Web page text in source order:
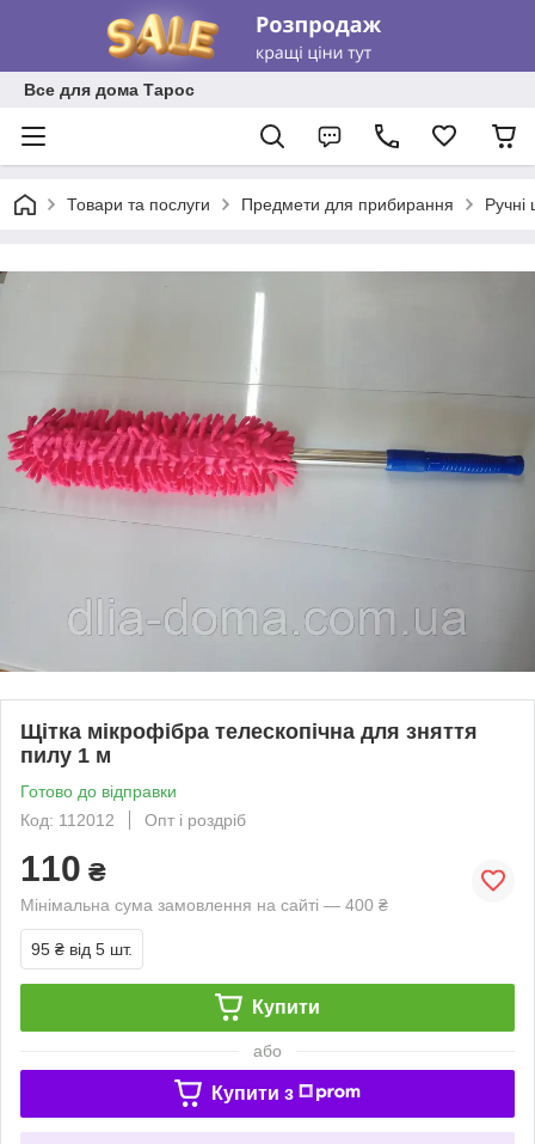
Все для дома Тарос
Товари та послуги Предмети для прибирання Ручні
Щітка мікрофібра телескопічна для зняття
пилу 1 м
Готово до відправки
Код: 112012
Опт і роздріб
110 ₴
Мінімальна сума замовлення на сайті — 400 ₴
95 ₴ від 5 шт.
Купити
або
Купити з